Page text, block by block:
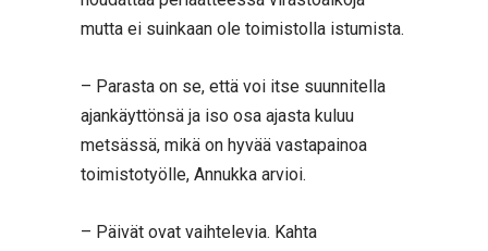
mutta ei suinkaan ole toimistolla istumista.
– Parasta on se, että voi itse suunnitella
ajankäyttönsä ja iso osa ajasta kuluu
metsässä, mikä on hyvää vastapainoa
toimistotyölle, Annukka arvioi.
– Päivät ovat vaihtelevia. Kahta